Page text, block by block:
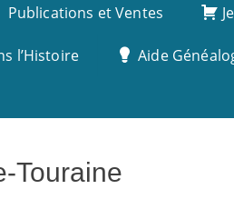
Publications et Ventes
l’Histoire Aide
Touraine